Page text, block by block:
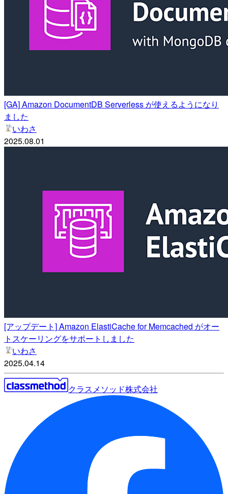
[GA] Amazon DocumentDB Serverless が使えるようになり
ました
いわさ
2025.08.01
[アップデート] Amazon ElastiCache for Memcached がオー
トスケーリングをサポートしました
いわさ
2025.04.14
クラスメソッド株式会社